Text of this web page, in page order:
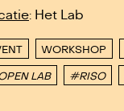
: Het Lab
WORKSHOP
LAB #RISO